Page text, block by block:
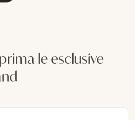
le esclusive